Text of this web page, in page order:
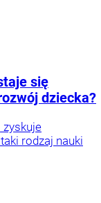
się
dziecka?
zyskuje
rodzaj nauki